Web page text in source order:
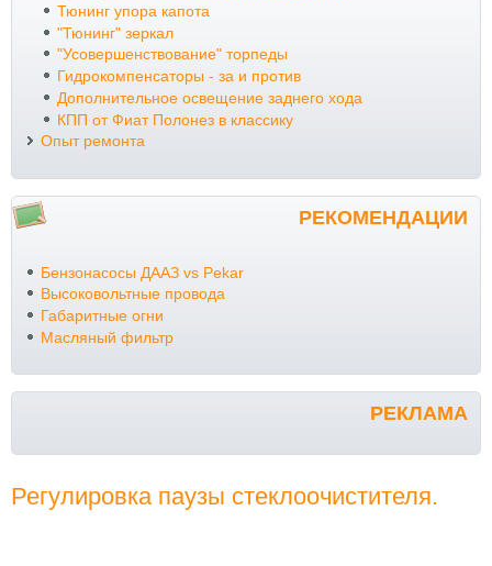
Тюнинг упора капота
"Тюнинг" зеркал
"Усовершенствование" торпеды
Гидрокомпенсаторы - за и против
Дополнительное освещение заднего хода
КПП от Фиат Полонез в классику
Опыт ремонта
РЕКОМЕНДАЦИИ
Бензонасосы ДААЗ vs Pekar
Высоковольтные провода
Габаритные огни
Масляный фильтр
РЕКЛАМА
Регулировка паузы стеклоочистителя.